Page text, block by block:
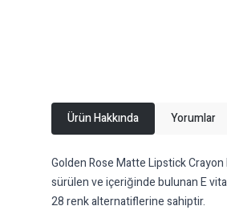
Ürün Hakkında Yorumlar
Golden Rose Matte Lipstick Crayon
sürülen ve içeriğinde bulunan E
28 renk alternatiflerine sahiptir.